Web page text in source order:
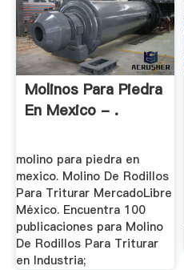
Molinos Para Piedra
En Mexico - .
molino para piedra en
mexico. Molino De Rodillos
Para Triturar MercadoLibre
México. Encuentra 100
publicaciones para Molino
De Rodillos Para Triturar
en Industria;